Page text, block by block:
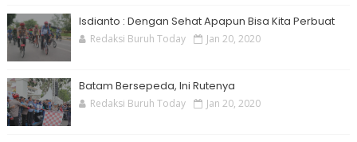
Isdianto : Dengan Sehat Apapun Bisa Kita Perbuat
Redaksi Buruh Today Jan 20, 2020
Batam Bersepeda, Ini Rutenya
Redaksi Buruh Today Jan 20, 2020